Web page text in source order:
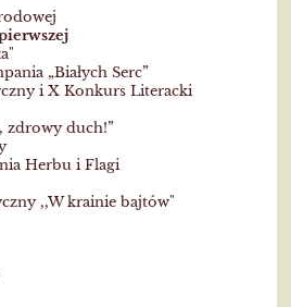
„Białych Serc”
i X Konkurs Literacki
zdrowy duch!”
Herbu i Flagi
,,W krainie bajtów"